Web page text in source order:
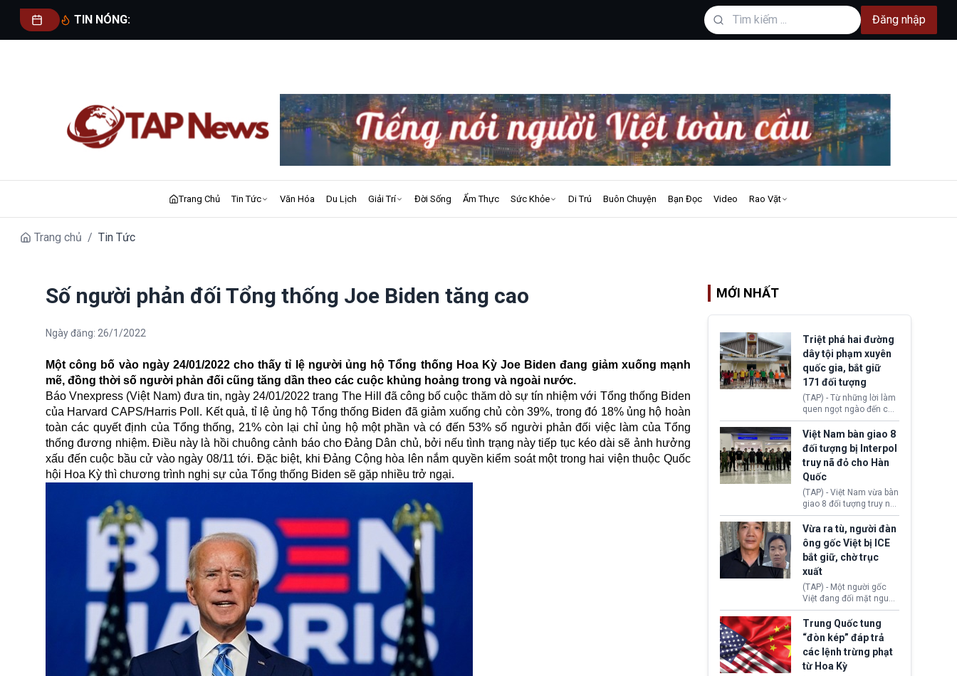
TIN NÓNG: Đăng nhập
Trang Chủ Tin Tức Văn Hóa Du Lịch Giải Trí Đời Sống Ẩm Thực Sức Khỏe Di Trú Buôn Chuyện Bạn Đọc Video Rao Vặt
Trang chủ / Tin Tức
Số người phản đối Tổng thống Joe Biden tăng cao
Ngày đăng: 26/1/2022
Một công bố vào ngày 24/01/2022 cho thấy tỉ lệ người ủng hộ Tổng thống Hoa Kỳ Joe Biden đang giảm xuống mạnh
mẽ, đồng thời số người phản đối cũng tăng dần theo các cuộc khủng hoảng trong và ngoài nước.
Báo Vnexpress (Việt Nam) đưa tin, ngày 24/01/2022 trang The Hill đã công bố cuộc thăm dò sự tín nhiệm với Tổng thống Biden
của Harvard CAPS/Harris Poll. Kết quả, tỉ lệ ủng hộ Tổng thống Biden đã giảm xuống chủ còn 39%, trong đó 18% ủng hộ hoàn
toàn các quyết định của Tổng thống, 21% còn lại chỉ ủng hộ một phần và có đến 53% số người phản đối việc làm của Tổng
thống đương nhiệm. Điều này là hồi chuông cảnh báo cho Đảng Dân chủ, bởi nếu tình trạng này tiếp tục kéo dài sẽ ảnh hưởng
xấu đến cuộc bầu cử vào ngày 08/11 tới. Đặc biệt, khi Đảng Cộng hòa lên nắm quyền kiểm soát một trong hai viện thuộc Quốc
hội Hoa Kỳ thì chương trình nghị sự của Tổng thống Biden sẽ gặp nhiều trở ngại.
MỚI NHẤT
Triệt phá hai đường
dây tội phạm xuyên
quốc gia, bắt giữ
171 đối tượng
(TAP) - Từ những lời làm
quen ngọt ngào đến các
“sàn vàng ảo”, bất động
sản trực tuyến cùng
đường dây đánh bạc quy
mô lớn, hai tổ chức tội
phạm xuyên quốc gia đã
dựng lên mạng lưới hoạt
động tại Việt Nam và
Lào, lôi kéo hàng nghìn
người tham gia, luân
chuyển dòng tiền qua
nhiều lớp tài khoản. Sau
hơn 2 tuần phối hợp truy
xét, lực lượng chức năng
hai nước đã bắt giữ 171
Việt Nam bàn giao 8
đối tượng bị Interpol
truy nã đỏ cho Hàn
Quốc
(TAP) - Việt Nam vừa bàn
giao 8 đối tượng truy nã
đỏ Interpol cho lực lượng
chức năng Hàn Quốc.
Nhóm này bị xác định
lừa đảo 619 nạn nhân,
chiếm đoạt hơn 17,7 tỷ
KRW.
Vừa ra tù, người đàn
ông gốc Việt bị ICE
bắt giữ, chờ trục
xuất
(TAP) - Một người gốc
Việt đang đối mặt nguy
cơ bị trục xuất khỏi Hoa
Kỳ sau khi đã chấp hành
xong bản án liên quan
đến tội ác từ hơn 30
năm trước tại California.
Trung Quốc tung
“đòn kép” đáp trả
các lệnh trừng phạt
từ Hoa Kỳ